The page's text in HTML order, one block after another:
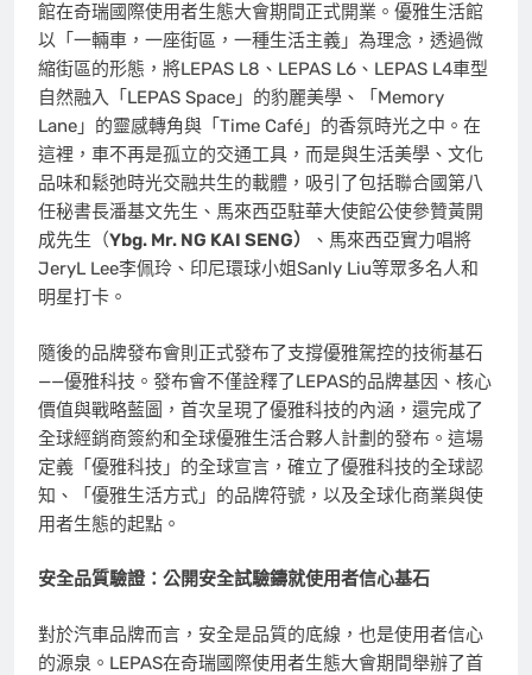
館在奇瑞國際使用者生態大會期間正式開業。優雅生活館
以「一輛車，一座街區，一種生活主義」為理念，透過微
縮街區的形態，將LEPAS L8、LEPAS L6、LEPAS L4車型
自然融入「LEPAS Space」的豹麗美學、「Memory
Lane」的靈感轉角與「Time Café」的香氛時光之中。在
這裡，車不再是孤立的交通工具，而是與生活美學、文化
品味和鬆弛時光交融共生的載體，吸引了包括聯合國第八
任秘書長潘基文先生、馬來西亞駐華大使館公使參贊黃開
成先生（Ybg. Mr. NG KAI SENG）
、馬來西亞實力唱將
JeryL Lee李佩玲、印尼環球小姐Sanly Liu等眾多名人和
明星打卡。
隨後的品牌發布會則正式發布了支撐優雅駕控的技術基石
——優雅科技。發布會不僅詮釋了LEPAS的品牌基因、核心
價值與戰略藍圖，首次呈現了優雅科技的內涵，還完成了
全球經銷商簽約和全球優雅生活合夥人計劃的發布。這場
定義「優雅科技」的全球宣言，確立了優雅科技的全球認
知、「優雅生活方式」的品牌符號，以及全球化商業與使
用者生態的起點。
安全品質驗證：公開安全試驗鑄就使用者信心基石
對於汽車品牌而言，安全是品質的底線，也是使用者信心
的源泉。LEPAS在奇瑞國際使用者生態大會期間舉辦了首